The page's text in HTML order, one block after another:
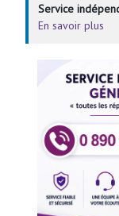
Service
En savoir plus